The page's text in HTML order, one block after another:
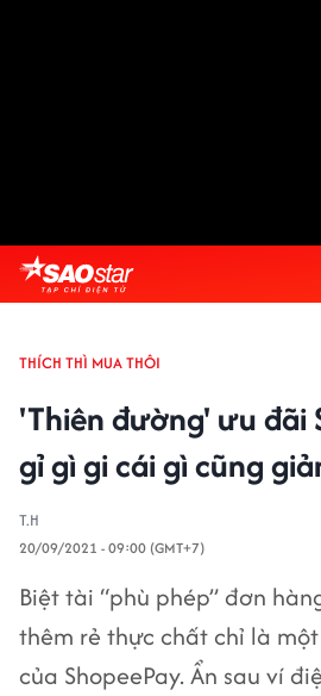
THÍCH THÌ MUA THÔI
'Thiên đường' ưu đãi
gỉ gì gi cái gì cũng
T.H
20/09/2021 - 09:00 (GMT+7)
Biệt tài “phù phép” đơn
thêm rẻ thực chất chỉ là
của ShopeePay. Ẩn sau ví